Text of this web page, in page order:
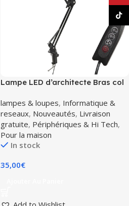
Lampe LED d’architecte Bras col
lampes & loupes, Informatique &
reseaux, Nouveautés, Livraison
gratuite, Périphériques & Hi Tech,
Pour la maison
In stock
35,00€